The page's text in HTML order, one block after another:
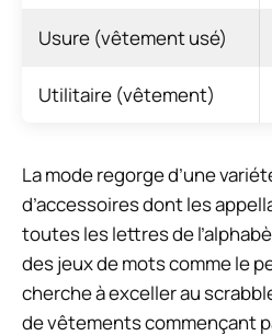
Usure (vêtement usé)
Utilitaire (vêtement)
La mode regorge d’une
d’accessoires dont les
toutes les lettres de
des jeux de mots comme le
cherche à exceller au
de vêtements commençant